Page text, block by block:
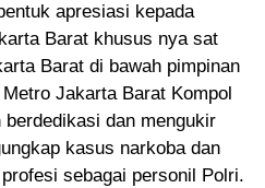
apresiasi kepada
Barat khusus nya sat
Barat di bawah pimpinan
Jakarta Barat Kompol
berdedikasi dan mengukir
kasus narkoba dan
sebagai personil Polri.